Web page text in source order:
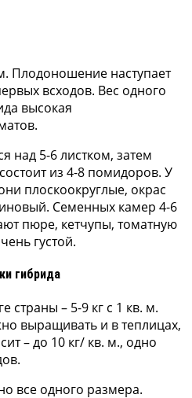
Плодоношение наступает
всходов. Вес одного
высокая
над 5-6 листком, затем
из 4-8 помидоров. У
плоскоокруглые, окрас
Семенных камер 4-6
пюре, кетчупы, томатную
густой.
гибрида
страны – 5-9 кг с 1 кв. м.
выращивать и в теплицах,
– до 10 кг/ кв. м., одно
все одного размера.